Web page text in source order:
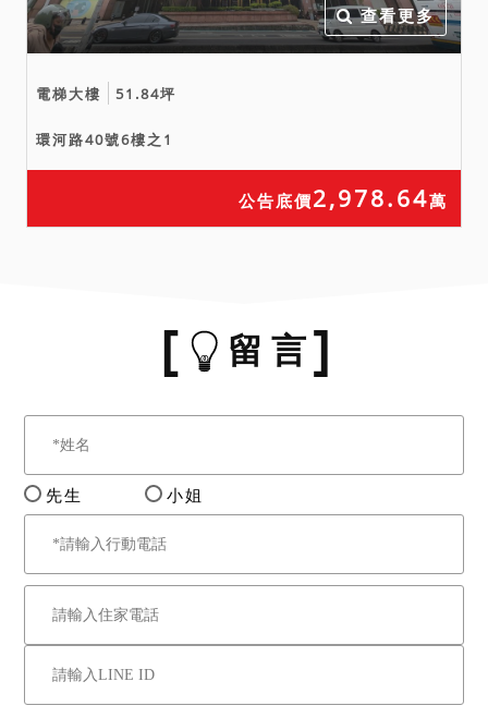
查看更多
電梯大樓 51.84坪
環河路40號6樓之1
公告底價2,978.64萬
留 言
先生 小姐